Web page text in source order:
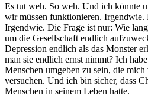
Es tut weh. So weh. Und ich könnte
wir müssen funktionieren. Irgendwie.
Irgendwie. Die Frage ist nur: Wie
um die Gesellschaft endlich
Depression endlich als das Monster
man sie endlich ernst nimmt? Ich
Menschen umgeben zu sein, die
versuchen. Und ich bin sicher, dass
Menschen in seinem Leben hatte.